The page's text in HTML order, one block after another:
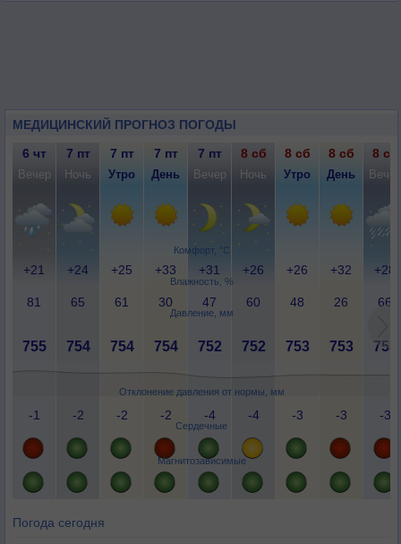
МЕДИЦИНСКИЙ ПРОГНОЗ ПОГОДЫ
Комфорт, °C
Влажность, %
Давление, мм
Отклонение давления от нормы, мм
Сердечные
Магнитозависимые
6 чт 7 пт 7 пт 7 пт 7 пт 8 сб 8 сб 8 сб 8 сб
Вечер Ночь Утро День Вечер Ночь Утро День Вечер
+21 +24 +25 +33 +31 +26 +26 +32 +28
81 65 61 30 47 60 48 26 66
755 754 754 754 752 752 753 753 753
-1 -2 -2 -2 -4 -4 -3 -3 -3
Погода сегодня